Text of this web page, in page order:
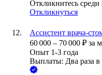
Откликнитесь
Откликнуться
Ассистент врача-
60 000 – 70 000 ₽ за
Опыт 1-3 года
Выплаты: Два раза в